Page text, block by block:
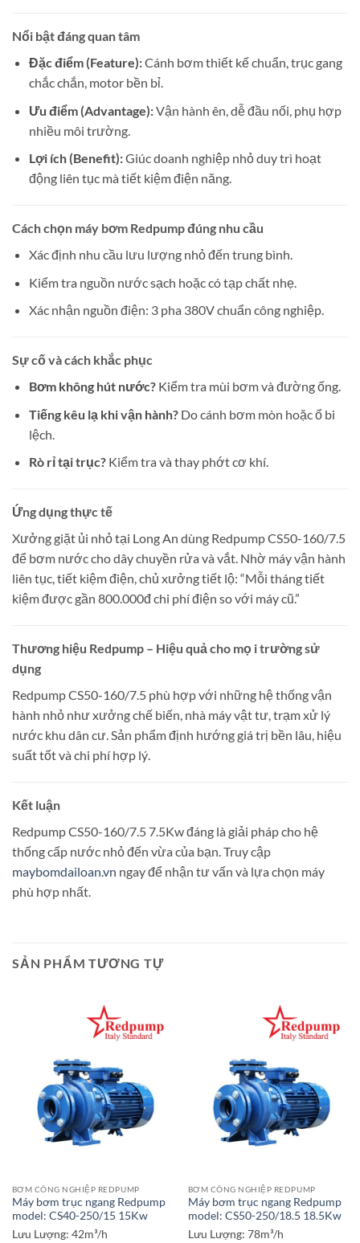
Nổi bật đáng quan tâm
Đặc điểm (Feature):Cánh bơm thiết kế chuẩn, trục gang
chắc chắn, motor bền bỉ.
Ưu điểm (Advantage):Vận hành ên, dễ đầu nối, phụ hợp
nhiều môi trường.
Lợi ích (Benefit):Giúc doanh nghiệp nhỏ duy trì hoạt
động liên tục mà tiết kiệm điện năng.
Cách chọn máy bơm Redpump đúng nhu cầu
Xác định nhu cầu lưu lượng nhỏ đến trung bình.
Kiểm tra nguồn nước sạch hoặc có tạp chất nhẹ.
Xác nhận nguồn điện: 3 pha 380V chuẩn công nghiệp.
Sự cố và cách khắc phục
Bơm không hút nước?Kiểm tra mùi bơm và đường ống.
Tiếng kêu lạ khi vận hành?Do cánh bơm mòn hoặc ổ bi
lệch.
Rò rỉ tại trục?Kiểm tra và thay phớt cơ khí.
Ứng dụng thực tế
Xưởng giặt ủi nhỏ tại Long An dùng Redpump CS50-160/7.5
để bơm nước cho dây chuyền rửa và vắt. Nhờ máy vận hành
liên tục, tiết kiệm điện, chủ xưởng tiết lộ: “Mỗi tháng tiết
kiệm được gần 800.000đ chi phí điện so với máy cũ.”
Thương hiệu Redpump – Hiệu quả cho mọ i trường sử
dụng
Redpump CS50-160/7.5 phù hợp với những hệ thống vận
hành nhỏ như xưởng chế biến, nhà máy vật tư, trạm xử lý
nước khu dân cư. Sản phẩm định hướng giá trị bền lâu, hiệu
suất tốt và chi phí hợp lý.
Kết luận
Redpump CS50-160/7.5 7.5Kw đáng là giải pháp cho hệ
thống cấp nước nhỏ đến vừa của bạn. Truy cập
maybomdailoan.vn ngay để nhận tư vấn và lựa chọn máy
phù hợp nhất.
SẢN PHẨM TƯƠNG TỰ
BƠM CÔNG NGHIỆP REDPUMP
Máy bơm trục ngang Redpump
model: CS40-250/15 15Kw
Lưu Lượng: 42m³/h
BƠM CÔNG NGHIỆP REDPUMP
Máy bơm trục ngang Redpump
model: CS50-250/18.5 18.5Kw
Lưu Lượng: 78m³/h